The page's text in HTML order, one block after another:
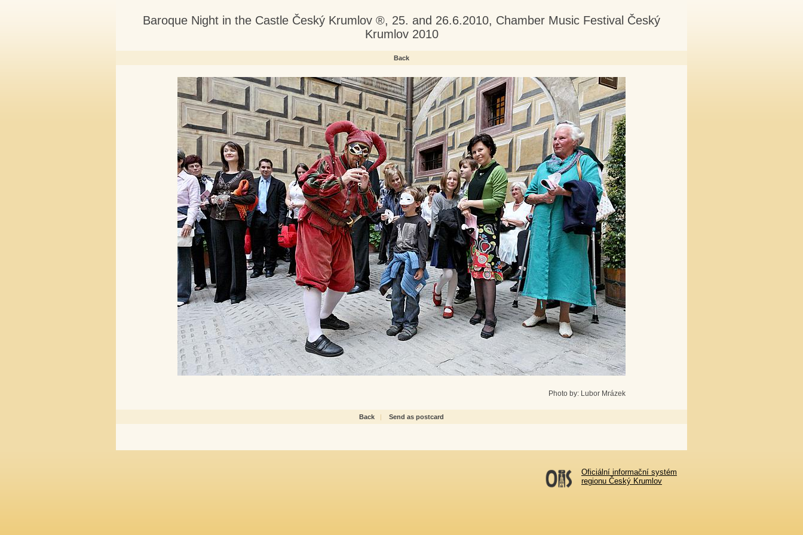
Baroque Night in the Castle Český Krumlov ®, 25. and 26.6.2010, Chamber Music Festival Český
Krumlov 2010
Back
Photo by: Lubor Mrázek
Back | Send as postcard
Oficiální informační systém
regionu Český Krumlov